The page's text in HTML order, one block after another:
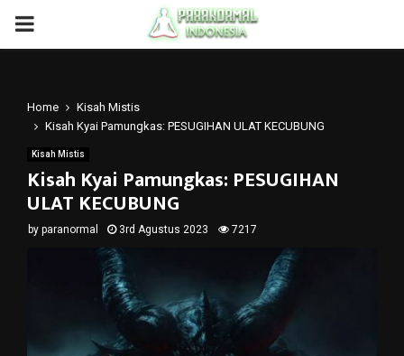
PRIMARY
Home
Kisah Mistis
Kisah Kyai Pamungkas: PESUGIHAN ULAT KECUBUNG
Kisah Mistis
Kisah Kyai Pamungkas: PESUGIHAN
ULAT KECUBUNG
by paranormal 3rd Agustus 2023 7217